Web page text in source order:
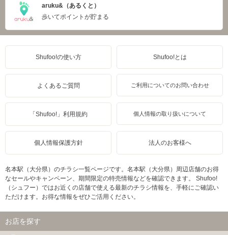
aruku&（あるくと）
歩いてポイントが貯まる
Shufoo!の使い方 Shufoo!とは
よくあるご質問 ご利用についてのお問い合わせ
「Shufoo!」利用規約 個人情報の取り扱いについて
個人情報保護方針 法人のお客様へ
名本駅（大分県）のチラシ一覧ページです。名本駅（大分県）周辺店舗のお得
なセールやキャンペーン、期間限定の特売情報などを確認できます。 Shufoo!
（シュフー）ではお近くの店舗で使える最新のチラシ情報を、手軽にご確認い
ただけます。お得な情報をぜひご活用ください。
お店を探す